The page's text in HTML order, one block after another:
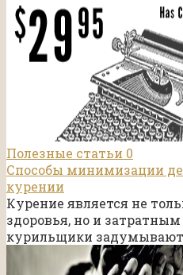
Полезные статьи 0
Способы минимизации
курении
Курение является не
здоровья, но и
курильщики